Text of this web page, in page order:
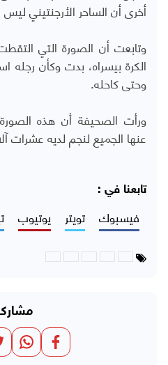
أخرى أن الساحر الأرجنتيني
وتابعت أن الصورة التي
وحتى كاحله.
ورأت الصحيفة أن هذه
عنها الجميع لنجم لديه
تابعنا في :
فيسبوك تويتر يوتيوب